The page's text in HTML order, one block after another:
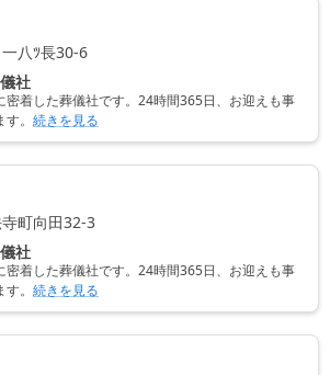
八ﾂ長30-6
社
密着した葬儀社です。24時間365日、お迎えも事
。 続きを見る
町向田32-3
社
密着した葬儀社です。24時間365日、お迎えも事
。 続きを見る